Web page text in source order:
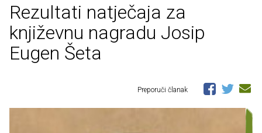
Rezultati natječaja za
književnu nagradu Josip
Eugen Šeta
Preporuči članak